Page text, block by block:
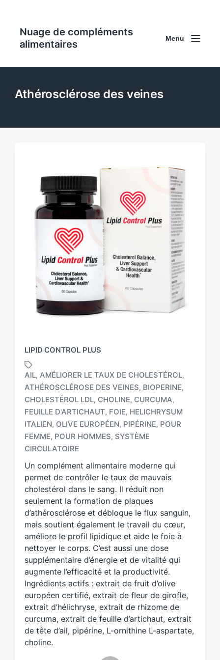
Nuage de compléments
alimentaires
Menu
Athérosclérose des veines
LIPID CONTROL PLUS
T
a
g
e
d
w
i
t
h
AIL, AMÉLIORER LE TAUX DE CHOLESTÉROL,
ATHÉROSCLÉROSE DES VEINES, BIOPERINE,
CHOLESTÉROL LDL, CHOLINE, CURCUMA,
FEUILLE D'ARTICHAUT, FOIE, HELICHRYSUM
ITALIEN, OLIVE EUROPÉEN, PIPÉRINE, POUR
FEMME, POUR HOMMES, SYSTÈME
CIRCULATOIRE
Un complément alimentaire moderne qui
permet de contrôler le taux de mauvais
cholestérol dans le sang. Il réduit non
seulement la formation de plaques
d’athérosclérose et débloque le flux sanguin,
mais soutient également le travail du cœur,
améliore le profil lipidique et aide le foie à
nettoyer le corps. C’est aussi une dose
supplémentaire d’énergie et de vitalité qui
augmente l’efficacité et la productivité.
Ingrédients actifs : extrait de fruit d’olive
européen certifié, extrait de fleur de girofle,
extrait d’hélichryse, extrait de rhizome de
curcuma, extrait de feuille d’artichaut, extrait
de tête d’ail, pipérine, L-ornithine L-aspartate,
choline.